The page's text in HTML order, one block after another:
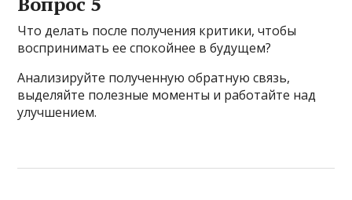
Что делать после получения критики, чтобы
воспринимать ее спокойнее в будущем?
Анализируйте полученную обратную связь,
выделяйте полезные моменты и работайте над
улучшением.